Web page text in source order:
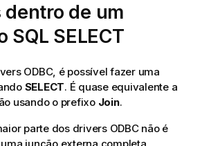
de um
SQL SELECT
ODBC, é possível fazer uma
SELECT. É quase equivalente a
usando o prefixo Join.
parte dos drivers ODBCnão é
junção externa completa